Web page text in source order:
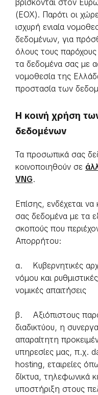
βρίσκονται στον
(ΕΟΧ). Παρότι οι
ισχυρή ενιαία
δεδομένων, για
όλους τους
τα δεδομένα σας με
νομοθεσία της
προστασία των
Η κοινή χρήση
δεδομένων
Τα προσωπικά σας
κοινοποιηθούν σε
VNG.
Επίσης, ενδέχεται
σας δεδομένα με τα
σκοπούς που
Απορρήτου:
α. Κυβερνητικές
νόμου και
νομικές απαιτήσεις
β. Αξιόπιστους
διαδικτύου, η
απαραίτητη
υπηρεσίες μας, π.χ.
hosting, εταιρείες
δίκτυα, τηλεφωνικά
υποστήριξη στους